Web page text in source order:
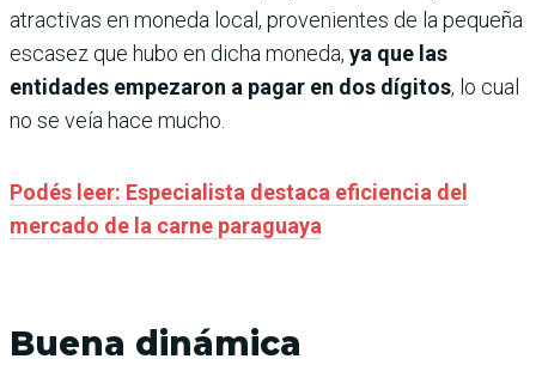
atractivas en moneda local, provenientes de la pequeña
escasez que hubo en dicha moneda, ya que las
entidades empezaron a pagar en dos dígitos, lo cual
no se veía hace mucho.
Podés leer: Especialista destaca eficiencia del
mercado de la carne paraguaya
Buena dinámica